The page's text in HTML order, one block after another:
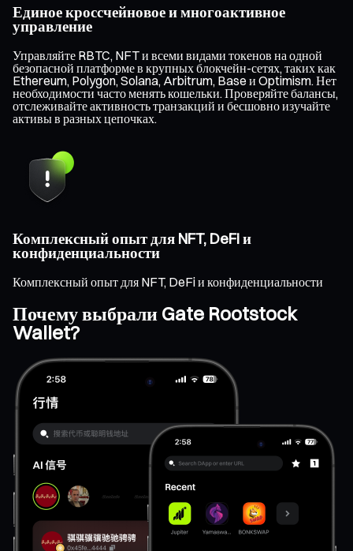
Единое кроссчейновое и многоактивное
управление
Управляйте RBTC, NFT и всеми видами токенов на одной
безопасной платформе в крупных блокчейн-сетях, таких как
Ethereum, Polygon, Solana, Arbitrum, Base и Optimism. Нет
необходимости часто менять кошельки. Проверяйте балансы,
отслеживайте активность транзакций и бесшовно изучайте
активы в разных цепочках.
Комплексный опыт для NFT, DeFi и
конфиденциальности
Комплексный опыт для NFT, DeFi и конфиденциальности
Почему выбрали Gate Rootstock
Wallet?